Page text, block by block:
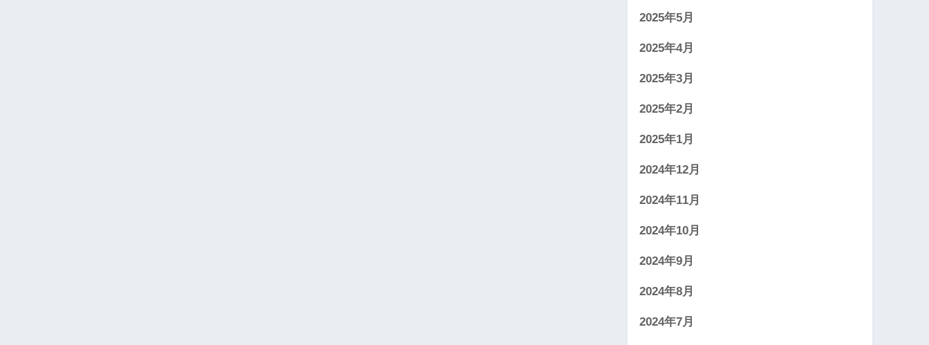
2025年5月
2025年4月
2025年3月
2025年2月
2025年1月
2024年12月
2024年11月
2024年10月
2024年9月
2024年8月
2024年7月